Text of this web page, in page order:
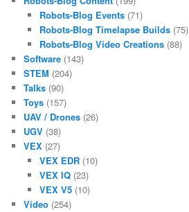
Robots-Blog Events(71)
Robots-Blog Timelapse Builds(75)
Robots-Blog Video Creations(88)
Software (143)
STEM (204)
Talks (90)
Toys (157)
UAV / Drones (26)
UGV (38)
VEX (27)
VEX EDR(10)
VEX IQ(23)
VEX V5(10)
Video (254)